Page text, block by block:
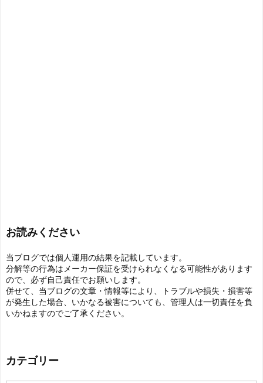
お読みください
当ブログでは個人運用の結果を記載しています。
分解等の行為はメーカー保証を受けられなくなる可能性があります
ので、必ず自己責任でお願いします。
併せて、当ブログの文章・情報等により、トラブルや損失・損害等
が発生した場合、いかなる被害についても、管理人は一切責任を負
いかねますのでご了承ください。
カテゴリー